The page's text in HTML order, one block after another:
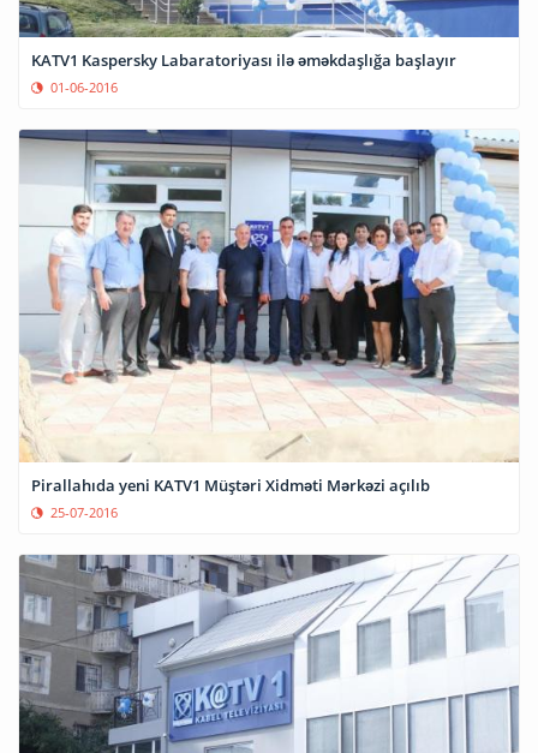
KATV1 Kaspersky Labaratoriyası ilə əməkdaşlığa başlayır
01-06-2016
Pirallahıda yeni KATV1 Müştəri Xidməti Mərkəzi açılıb
25-07-2016